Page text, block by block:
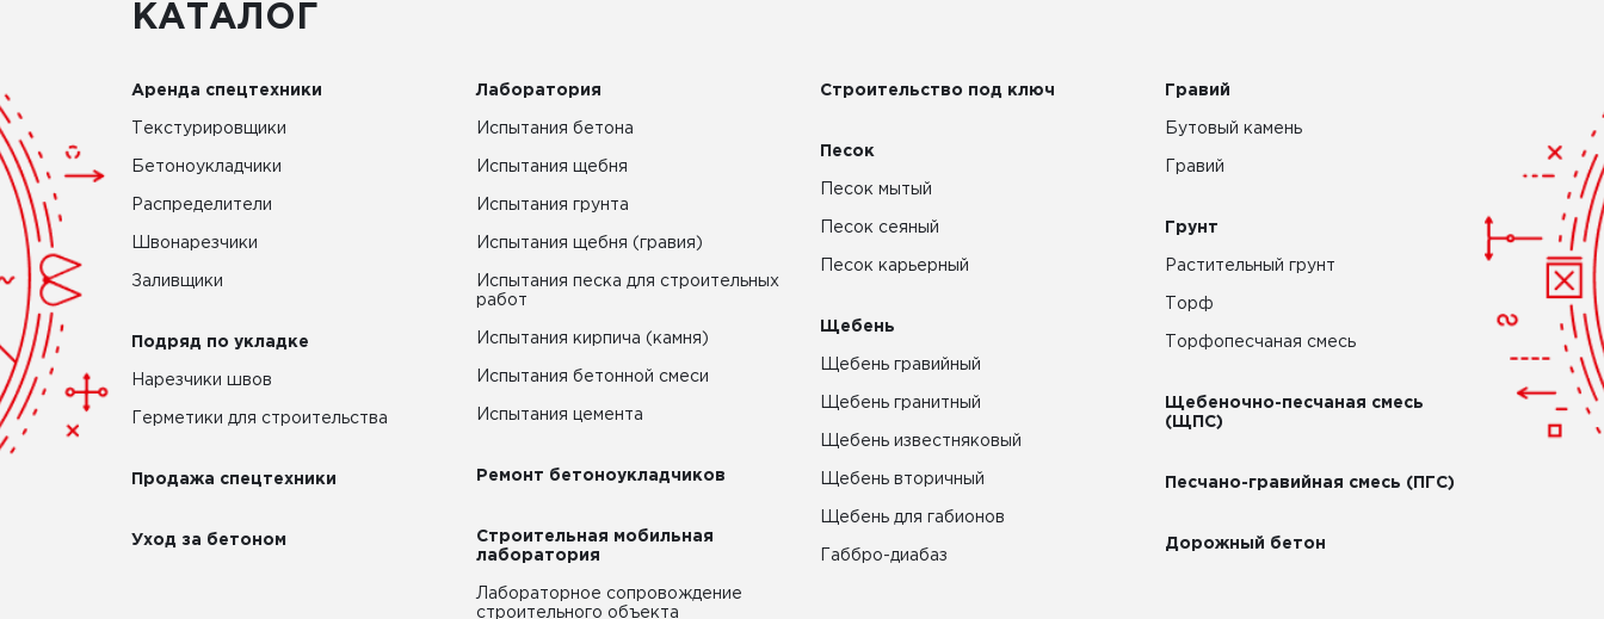
КАТАЛОГ
Аренда спецтехники
Текстурировщики
Бетоноукладчики
Распределители
Швонарезчики
Заливщики
Подряд по укладке
Нарезчики швов
Герметики для строительства
Продажа спецтехники
Уход за бетоном
Лаборатория
Испытания бетона
Испытания щебня
Испытания грунта
Испытания щебня (гравия)
Испытания песка для строительных
работ
Испытания кирпича (камня)
Испытания бетонной смеси
Испытания цемента
Ремонт бетоноукладчиков
Строительная мобильная
лаборатория
Лабораторное сопровождение
строительного объекта
Строительство под ключ
Песок
Песок мытый
Песок сеяный
Песок карьерный
Щебень
Щебень гравийный
Щебень гранитный
Щебень известняковый
Щебень вторичный
Щебень для габионов
Габбро-диабаз
Гравий
Бутовый камень
Гравий
Грунт
Растительный грунт
Торф
Торфопесчаная смесь
Щебеночно-песчаная смесь
(ЩПС)
Песчано-гравийная смесь (ПГС)
Дорожный бетон